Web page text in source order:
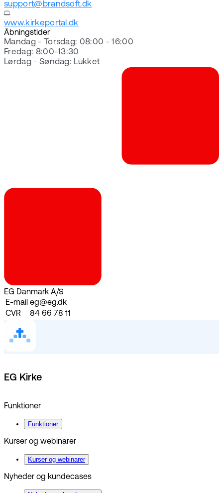
support@brandsoft.dk
www.kirkeportal.dk
Åbningstider
Mandag - Torsdag: 08:00 - 16:00
Fredag: 8:00-13:30
Lørdag - Søndag: Lukket
EG Danmark A/S
E-mail eg@eg.dk
CVR
84 66 78 11
EG Kirke
Funktioner
Funktioner
Kurser og webinarer
Kurser og webinarer
Nyheder og kundecases